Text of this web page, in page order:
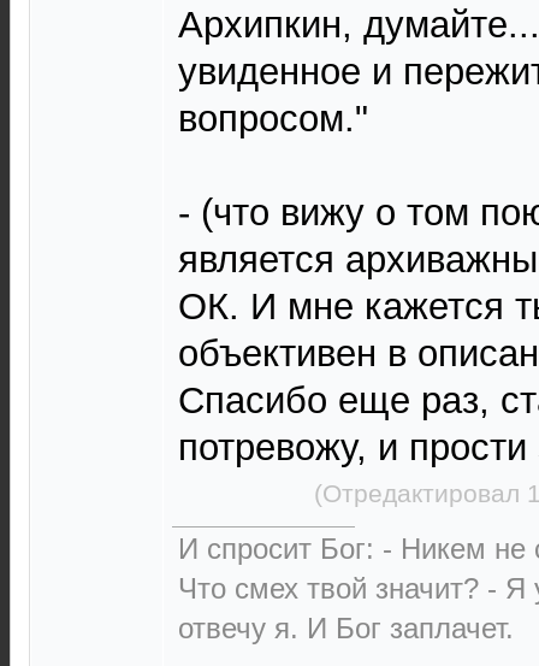
Архипкин,
увиденное и
вопросом."
- (что вижу о том
является
ОК. И мне кажется
объективен в
Спасибо еще раз,
потревожу, и
(Отредактировал
И спросит Бог: - Никем
Что смех твой значит? -
отвечу я. И Бог заплачет.